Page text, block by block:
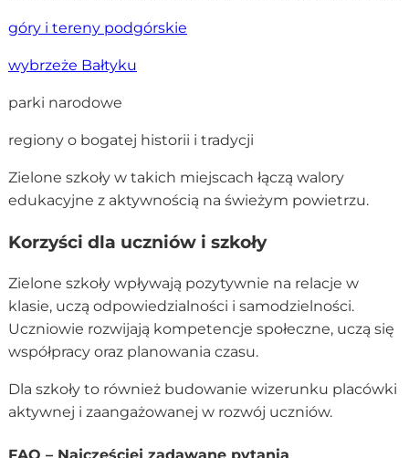
góry i tereny podgórskie
wybrzeże Bałtyku
parki narodowe
regiony o bogatej historii i tradycji
Zielone szkoły w takich miejscach łączą walory
edukacyjne z aktywnością na świeżym powietrzu.
Korzyści dla uczniów i szkoły
Zielone szkoły wpływają pozytywnie na relacje w
klasie, uczą odpowiedzialności i samodzielności.
Uczniowie rozwijają kompetencje społeczne, uczą się
współpracy oraz planowania czasu.
Dla szkoły to również budowanie wizerunku placówki
aktywnej i zaangażowanej w rozwój uczniów.
FAQ – Najczęściej zadawane pytania